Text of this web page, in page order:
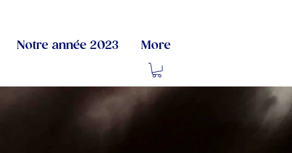
Notre année 2023 More